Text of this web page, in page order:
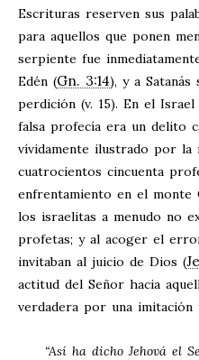
Escrituras reserven sus
para aquellos que ponen
serpiente fue
Edén (Gn. 3:14), y a
perdición (v. 15). En el
falsa profecía era un delito
vívidamente ilustrado por la
cuatrocientos cincuenta
enfrentamiento en el monte
los israelitas a menudo no
profetas; y al acoger el
invitaban al juicio de Dios (
actitud del Señor hacia
verdadera por una imitación
“Así ha dicho Jehová el